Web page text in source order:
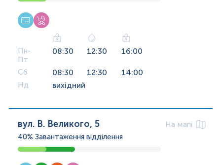
Пн-
Пт
08:30 12:30 16:00
Сб 08:30 12:30 14:00
Нд вихідний
вул. В. Великого, 5
На мапі
40% Завантаження відділення